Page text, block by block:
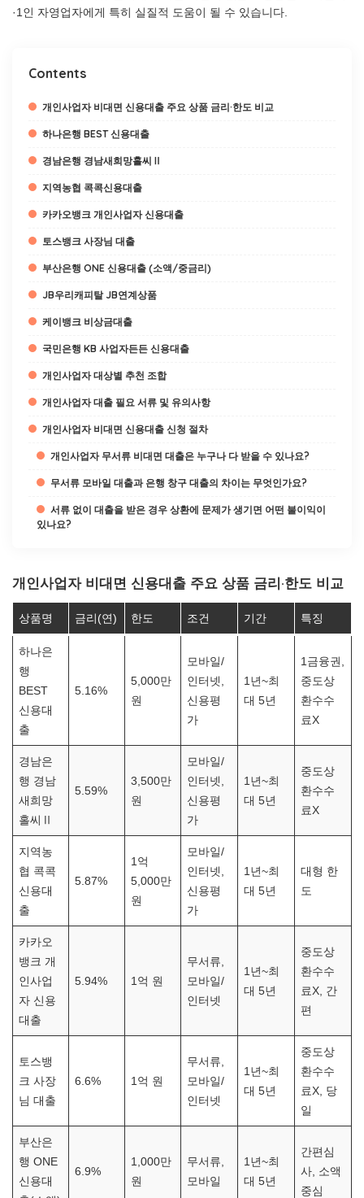
·1인 자영업자에게 특히 실질적 도움이 될 수 있습니다.
Contents
개인사업자 비대면 신용대출 주요 상품 금리·한도 비교
하나은행 BEST 신용대출
경남은행 경남새희망홀씨Ⅱ
지역농협 콕콕신용대출
카카오뱅크 개인사업자 신용대출
토스뱅크 사장님 대출
부산은행 ONE 신용대출 (소액/중금리)
JB우리캐피탈 JB연계상품
케이뱅크 비상금대출
국민은행 KB 사업자든든 신용대출
개인사업자 대상별 추천 조합
개인사업자 대출 필요 서류 및 유의사항
개인사업자 비대면 신용대출 신청 절차
개인사업자 무서류 비대면 대출은 누구나 다 받을 수 있나요?
무서류 모바일 대출과 은행 창구 대출의 차이는 무엇인가요?
서류 없이 대출을 받은 경우 상환에 문제가 생기면 어떤 불이익이
있나요?
개인사업자 비대면 신용대출 주요 상품 금리·한도 비교
상품명 금리(연) 한도 조건 기간 특징
하나은
행
BEST
신용대
출
5.16%
5,000만
원
모바일/
인터넷,
신용평
가
1년~최
대 5년
1금융권,
중도상
환수수
료X
경남은
행 경남
새희망
홀씨Ⅱ
5.59%
3,500만
원
모바일/
인터넷,
신용평
가
1년~최
대 5년
중도상
환수수
료X
지역농
협 콕콕
신용대
출
5.87%
1억
5,000만
원
모바일/
인터넷,
신용평
가
1년~최
대 5년
대형 한
도
카카오
뱅크 개
인사업
자 신용
대출
5.94% 1억 원
무서류,
모바일/
인터넷
1년~최
대 5년
중도상
환수수
료X, 간
편
토스뱅
크 사장
님 대출
6.6% 1억 원
무서류,
모바일/
인터넷
1년~최
대 5년
중도상
환수수
료X, 당
일
부산은
행 ONE
신용대
6.9%
1,000만
원
무서류,
모바일
1년~최
대 5년
간편심
사, 소액
중심